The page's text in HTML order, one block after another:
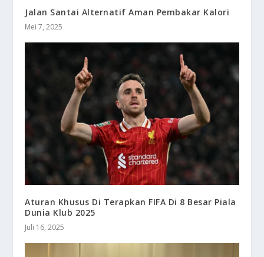
Jalan Santai Alternatif Aman Pembakar Kalori
Mei 7, 2025
Aturan Khusus Di Terapkan FIFA Di 8 Besar Piala
Dunia Klub 2025
Juli 16, 2025